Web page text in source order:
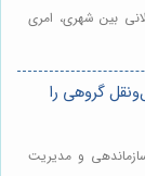
بین شهری، امری
گروهی را
و مدیریت